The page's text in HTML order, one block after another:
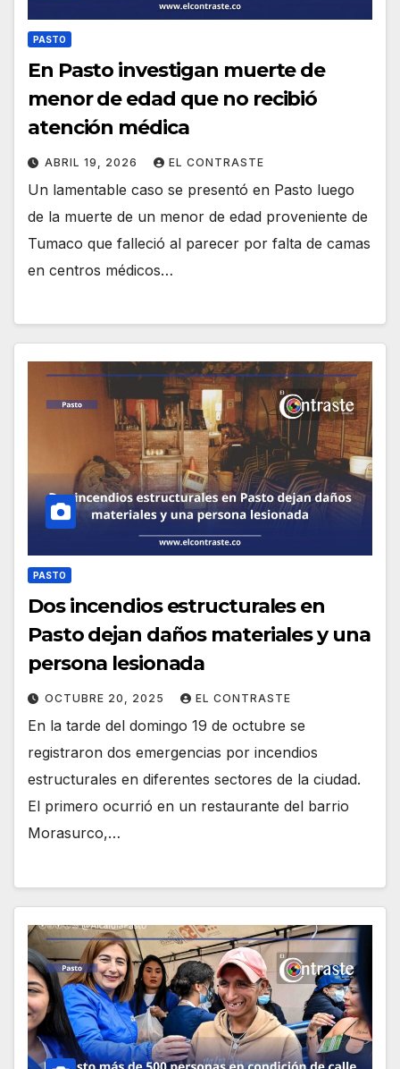
PASTO
En Pasto investigan muerte de
menor de edad que no recibió
atención médica
ABRIL 19, 2026 EL CONTRASTE
Un lamentable caso se presentó en Pasto luego
de la muerte de un menor de edad proveniente de
Tumaco que falleció al parecer por falta de camas
en centros médicos…
PASTO
Dos incendios estructurales en
Pasto dejan daños materiales y una
persona lesionada
OCTUBRE 20, 2025 EL CONTRASTE
En la tarde del domingo 19 de octubre se
registraron dos emergencias por incendios
estructurales en diferentes sectores de la ciudad.
El primero ocurrió en un restaurante del barrio
Morasurco,…